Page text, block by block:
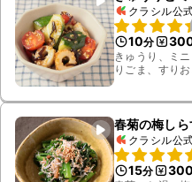
クラシル公
10分
きゅうり、ミ
りごま、すり
春菊の梅しら
クラシル公
15分 300